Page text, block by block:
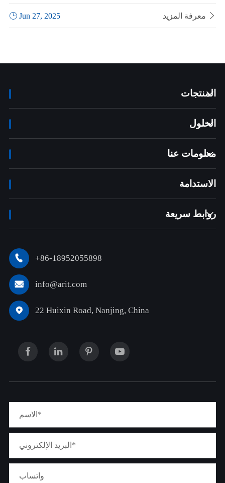
Jun 27, 2025 
المنتجات

الحلول

معلومات عنا

الاستدامة
روابط سريعة

 +86-18952055898
 info@arit.com
 22 Huixin Road, Nanjing, China